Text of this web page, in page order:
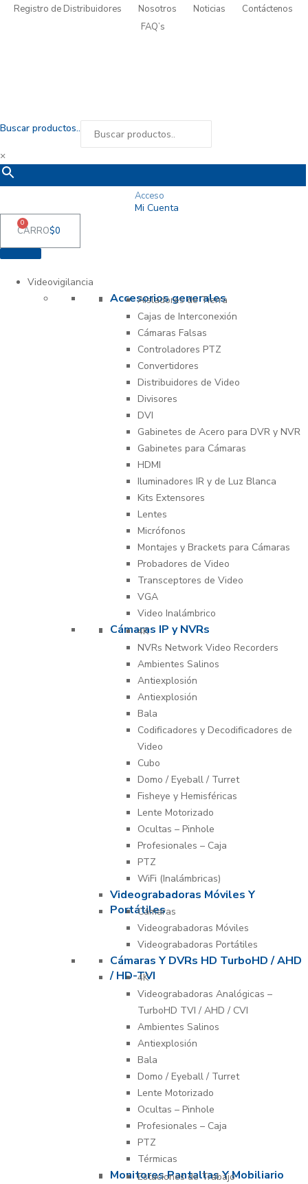
Registro de Distribuidores Nosotros Noticias
Contáctenos
FAQ’s
Buscar productos..
×
Acceso
Mi Cuenta
$0
0
CARRO
Videovigilancia
Accesorios generales
Aisladores de Tierra
Cajas de Interconexión
Cámaras Falsas
Controladores PTZ
Convertidores
Distribuidores de Video
Divisores
DVI
Gabinetes de Acero para DVR y NVR
Gabinetes para Cámaras
HDMI
Iluminadores IR y de Luz Blanca
Kits Extensores
Lentes
Micrófonos
Montajes y Brackets para Cámaras
Probadores de Video
Transceptores de Video
VGA
Video Inalámbrico
Cámaras IP y NVRs
4K
NVRs Network Video Recorders
Ambientes Salinos
Antiexplosión
Antiexplosión
Bala
Codificadores y Decodificadores de
Video
Cubo
Domo / Eyeball / Turret
Fisheye y Hemisféricas
Lente Motorizado
Ocultas – Pinhole
Profesionales – Caja
PTZ
WiFi (Inalámbricas)
Videograbadoras Móviles Y
Portátiles
Cámaras
Videograbadoras Móviles
Videograbadoras Portátiles
Cámaras Y DVRs HD TurboHD / AHD
/ HD-TVI
4K
Videograbadoras Analógicas –
TurboHD TVI / AHD / CVI
Ambientes Salinos
Antiexplosión
Bala
Domo / Eyeball / Turret
Lente Motorizado
Ocultas – Pinhole
Profesionales – Caja
PTZ
Térmicas
Monitores Pantallas Y Mobiliario
Estaciones de Trabajo